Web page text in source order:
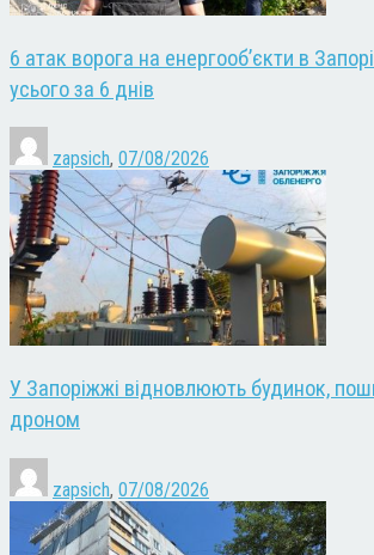
6 атак ворога на енергооб’єкти в
усього за 6 днів
zapsich, 07/08/2026
У Запоріжжі відновлюють будинок,
дроном
zapsich, 07/08/2026